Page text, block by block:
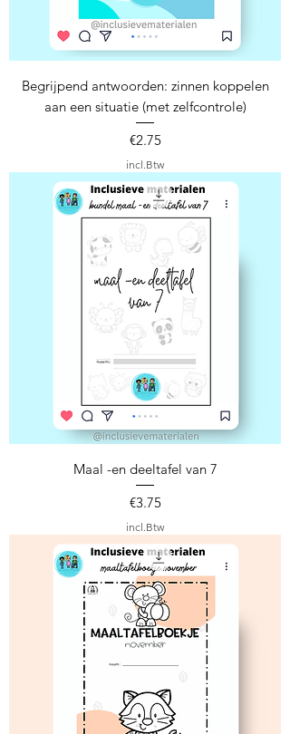
Begrijpend antwoorden: zinnen koppelen
aan een situatie (met zelfcontrole)
Prijs
€2.75
incl.Btw
Maal -en deeltafel van 7
Prijs
€3.75
incl.Btw